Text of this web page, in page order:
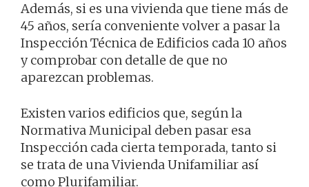
Además, si es una vivienda que tiene más de
45 años, sería conveniente volver a pasar la
Inspección Técnica de Edificios cada 10 años
y comprobar con detalle de que no
aparezcan problemas.
Existen varios edificios que, según la
Normativa Municipal deben pasar esa
Inspección cada cierta temporada, tanto si
se trata de una Vivienda Unifamiliar así
como Plurifamiliar.